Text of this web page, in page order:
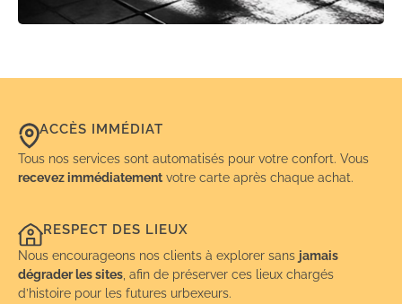
ACCÈS IMMÉDIAT
Tous nos services sont automatisés pour votre confort. Vous
recevez immédiatement votre carte après chaque achat.
RESPECT DES LIEUX
Nous encourageons nos clients à explorer sans jamais
dégrader les sites , afin de préserver ces lieux chargés
d’histoire pour les futures urbexeurs.